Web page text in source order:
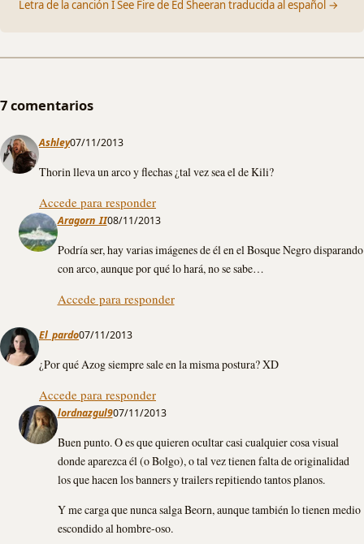
Letra de la canción I See Fire de Ed Sheeran traducida al español →
7 comentarios
Ashley07/11/2013
Thorin lleva un arco y flechas ¿tal vez sea el de Kili?
Accede para responder
Aragorn_II08/11/2013
Podría ser, hay varias imágenes de él en el Bosque Negro disparando
con arco, aunque por qué lo hará, no se sabe…
Accede para responder
El_pardo07/11/2013
¿Por qué Azog siempre sale en la misma postura? XD
Accede para responder
lordnazgul907/11/2013
Buen punto. O es que quieren ocultar casi cualquier cosa visual
donde aparezca él (o Bolgo), o tal vez tienen falta de originalidad
los que hacen los banners y trailers repitiendo tantos planos.
Y me carga que nunca salga Beorn, aunque también lo tienen medio
escondido al hombre-oso.